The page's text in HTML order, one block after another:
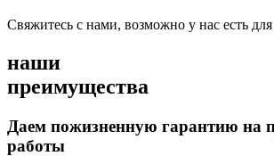
Свяжитесь с нами, возможно у нас есть
наши
преимущества
Даем пожизненную гарантию на
работы